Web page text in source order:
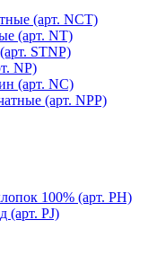
(арт. NCT)
(арт. NT)
STNP)
NP)
(арт. NC)
(арт. NPP)
100% (арт. PH)
(арт. PJ)